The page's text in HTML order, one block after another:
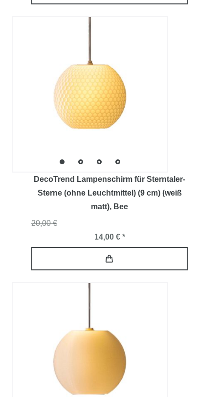
DecoTrend Lampenschirm für Sterntaler-
Sterne (ohne Leuchtmittel) (9 cm) (weiß
matt), Bee
20,00 €
14,00 € *